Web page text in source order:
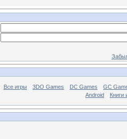
Все игры 3DO Games DC Games
GC
Android
Книги